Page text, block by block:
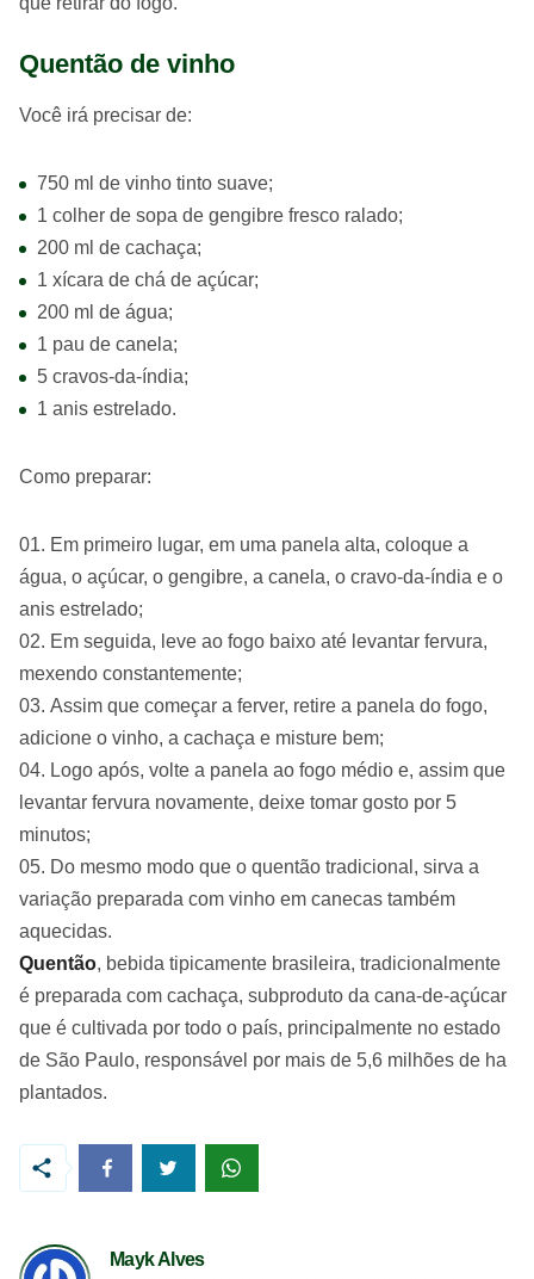
Quentão de vinho
Você irá precisar de:
750 ml de vinho tinto suave;
1 colher de sopa de gengibre fresco ralado;
200 ml de cachaça;
1 xícara de chá de açúcar;
200 ml de água;
1 pau de canela;
5 cravos-da-índia;
1 anis estrelado.
Como preparar:
Em primeiro lugar, em uma panela alta, coloque a
água, o açúcar, o gengibre, a canela, o cravo-da-índia e o
anis estrelado;
Em seguida, leve ao fogo baixo até levantar fervura,
mexendo constantemente;
Assim que começar a ferver, retire a panela do fogo,
adicione o vinho, a cachaça e misture bem;
Logo após, volte a panela ao fogo médio e, assim que
levantar fervura novamente, deixe tomar gosto por 5
minutos;
Do mesmo modo que o quentão tradicional, sirva a
variação preparada com vinho em canecas também
aquecidas.
Quentão, bebida tipicamente brasileira, tradicionalmente
é preparada com cachaça, subproduto da cana-de-açúcar
que é cultivada por todo o país, principalmente no estado
de São Paulo, responsável por mais de 5,6 milhões de ha
plantados.
Mayk Alves